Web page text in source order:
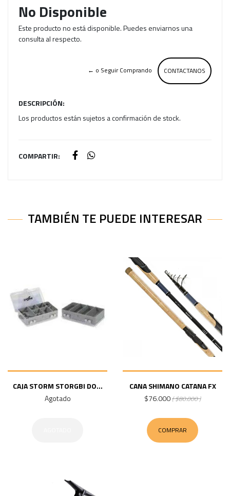
No Disponible
Este producto no está disponible. Puedes enviarnos una
consulta al respecto.
CONTACTANOS
← o Seguir Comprando
DESCRIPCIÓN:
Los productos están sujetos a confirmación de stock.
COMPARTIR:
TAMBIÉN TE PUEDE INTERESAR
CAJA STORM STORGBI DO...
Agotado
CANA SHIMANO CATANA FX
$76.000( $80.000 )
COMPRAR